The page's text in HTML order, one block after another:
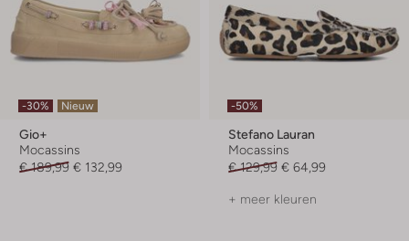
-30% Nieuw
Gio+
Mocassins
€ 189,99 € 132,99
-50%
Stefano Lauran
Mocassins
€ 129,99 € 64,99
+ meer kleuren